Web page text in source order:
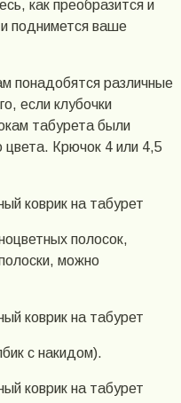
как преобразится и
и поднимется ваше
понадобятся различные
если клубочки
табурета были
цвета. Крючок 4 или 4,5
полосок,
можно
с накидом).